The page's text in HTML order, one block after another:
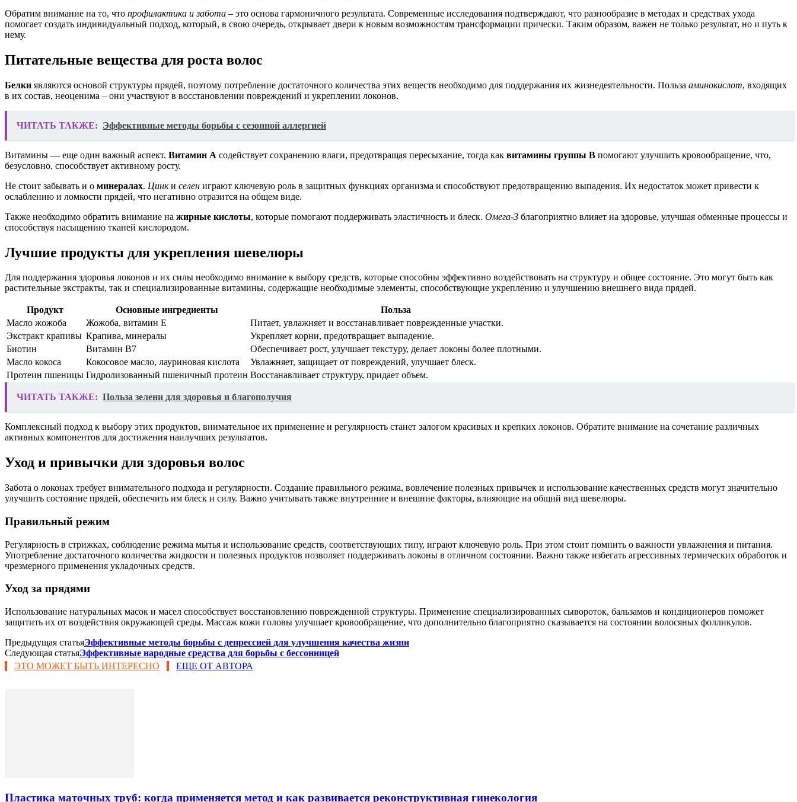
Обратим внимание на то, что профилактика и забота – это основа гармоничного результата. Современные исследования подтверждают, что разнообразие в методах и средствах ухода
помогает создать индивидуальный подход, который, в свою очередь, открывает двери к новым возможностям трансформации прически. Таким образом, важен не только результат, но и путь к
нему.
Питательные вещества для роста волос
Белки являются основой структуры прядей, поэтому потребление достаточного количества этих веществ необходимо для поддержания их жизнедеятельности. Польза аминокислот, входящих
в их состав, неоценима – они участвуют в восстановлении повреждений и укреплении локонов.
ЧИТАТЬ ТАКЖЕ: Эффективные методы борьбы с сезонной аллергией
Витамины — еще один важный аспект. Витамин А содействует сохранению влаги, предотвращая пересыхание, тогда как витамины группы В помогают улучшить кровообращение, что,
безусловно, способствует активному росту.
Не стоит забывать и о минералах. Цинки селен играют ключевую роль в защитных функциях организма и способствуют предотвращению выпадения. Их недостаток может привести к
ослаблению и ломкости прядей, что негативно отразится на общем виде.
Также необходимо обратить внимание на жирные кислоты, которые помогают поддерживать эластичность и блеск. Омега-3 благоприятно влияет на здоровье, улучшая обменные процессы и
способствуя насыщению тканей кислородом.
Лучшие продукты для укрепления шевелюры
Для поддержания здоровья локонов и их силы необходимо внимание к выбору средств, которые способны эффективно воздействовать на структуру и общее состояние. Это могут быть как
растительные экстракты, так и специализированные витамины, содержащие необходимые элементы, способствующие укреплению и улучшению внешнего вида прядей.
Продукт Основные ингредиенты
Польза
Масло жожоба
Жожоба, витамин E
Питает, увлажняет и восстанавливает поврежденные участки.
Экстракт крапивы Крапива, минералы
Укрепляет корни, предотвращает выпадение.
Биотин
Витамин B7
Обеспечивает рост, улучшает текстуру, делает локоны более плотными.
Масло кокоса
Кокосовое масло, лауриновая кислота
Увлажняет, защищает от повреждений, улучшает блеск.
Протеин пшеницы Гидролизованный пшеничный протеин Восстанавливает структуру, придает объем.
ЧИТАТЬ ТАКЖЕ: Польза зелени для здоровья и благополучия
Комплексный подход к выбору этих продуктов, внимательное их применение и регулярность станет залогом красивых и крепких локонов. Обратите внимание на сочетание различных
активных компонентов для достижения наилучших результатов.
Уход и привычки для здоровья волос
Забота о локонах требует внимательного подхода и регулярности. Создание правильного режима, вовлечение полезных привычек и использование качественных средств могут значительно
улучшить состояние прядей, обеспечить им блеск и силу. Важно учитывать также внутренние и внешние факторы, влияющие на общий вид шевелюры.
Правильный режим
Регулярность в стрижках, соблюдение режима мытья и использование средств, соответствующих типу, играют ключевую роль. При этом стоит помнить о важности увлажнения и питания.
Употребление достаточного количества жидкости и полезных продуктов позволяет поддерживать локоны в отличном состоянии. Важно также избегать агрессивных термических обработок и
чрезмерного применения укладочных средств.
Уход за прядями
Использование натуральных масок и масел способствует восстановлению поврежденной структуры. Применение специализированных сывороток, бальзамов и кондиционеров поможет
защитить их от воздействия окружающей среды. Массаж кожи головы улучшает кровообращение, что дополнительно благоприятно сказывается на состоянии волосяных фолликулов.
Предыдущая статьяЭффективные методы борьбы с депрессией для улучшения качества жизни
Следующая статьяЭффективные народные средства для борьбы с бессонницей
ЭТО МОЖЕТ БЫТЬ ИНТЕРЕСНО
ЕЩЕ ОТ АВТОРА
Пластика маточных труб: когда применяется метод и как развивается реконструктивная гинекология